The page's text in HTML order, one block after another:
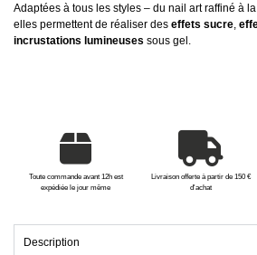
Adaptées à tous les styles – du nail art raffiné à
elles permettent de réaliser des effets sucre,
incrustations lumineuses sous gel.
Toute commande avant 12h est
expédiée le jour même
Livraison offerte à partir de 150 €
d'achat
Description